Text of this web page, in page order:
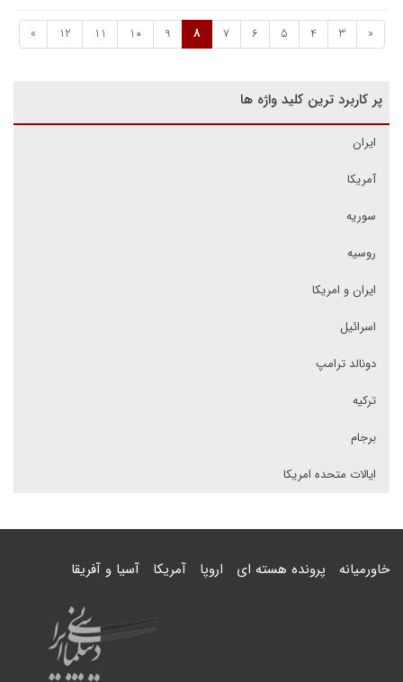
«
3
4
5
6
7
8
9
10
11
12
»
پر کاربرد ترین کلید واژه ها
ایران
آمریکا
سوریه
روسیه
ایران و امریکا
اسرائیل
دونالد ترامپ
ترکیه
برجام
ایالات متحده امریکا
خاورمیانه پرونده هسته ای اروپا آمریکا آسیا و آفریقا